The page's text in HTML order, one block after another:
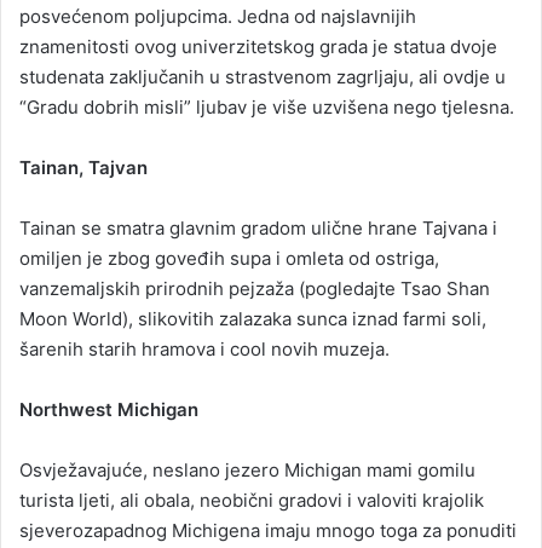
posvećenom poljupcima. Jedna od najslavnijih
znamenitosti ovog univerzitetskog grada je statua dvoje
studenata zaključanih u strastvenom zagrljaju, ali ovdje u
“Gradu dobrih misli” ljubav je više uzvišena nego tjelesna.
Tainan, Tajvan
Tainan se smatra glavnim gradom ulične hrane Tajvana i
omiljen je zbog goveđih supa i omleta od ostriga,
vanzemaljskih prirodnih pejzaža (pogledajte Tsao Shan
Moon World), slikovitih zalazaka sunca iznad farmi soli,
šarenih starih hramova i cool novih muzeja.
Northwest Michigan
Osvježavajuće, neslano jezero Michigan mami gomilu
turista ljeti, ali obala, neobični gradovi i valoviti krajolik
sjeverozapadnog Michigena imaju mnogo toga za ponuditi